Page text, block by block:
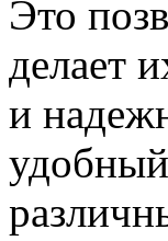
Это
делает
и